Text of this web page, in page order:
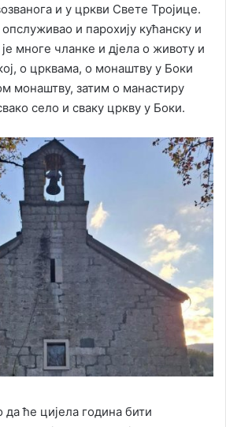
и у цркви Свете Тројице.
и парохију кућанску и
многе чланке и дјела о животу и
о црквама, о монаштву у Боки
монаштву, затим о манастиру
село и сваку цркву у Боки.
ће цијела година бити